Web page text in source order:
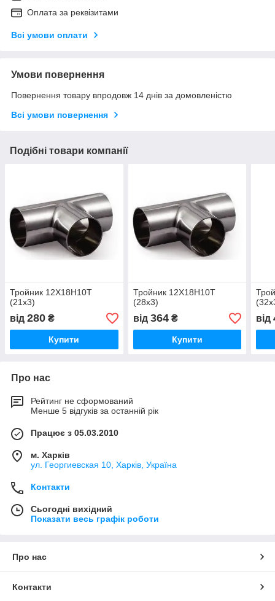
Оплата за реквізитами
Всі умови оплати
Умови повернення
Повернення товару впродовж 14 днів за домовленістю
Всі умови повернення
Подібні товари компанії
Тройник 12Х18Н10Т
(21x3)
від 280 ₴
Купити
Тройник 12Х18Н10Т
(28x3)
від 364₴
Купити
від
Про нас
Рейтинг не сформований
Менше 5 відгуків за останній рік
Працює з 05.03.2010
м. Харків
ул. Георгиевская 10, Харків, Україна
Контакти
Сьогодні вихідний
Показати весь графік роботи
Про нас
Контакти